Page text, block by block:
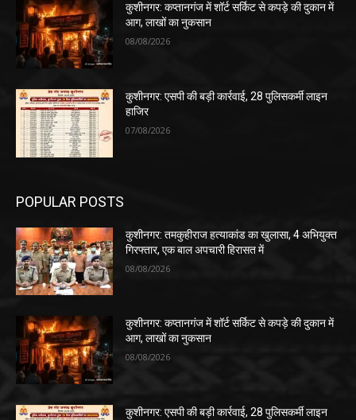
कुशीनगर: कप्तानगंज में शॉर्ट सर्किट से कपड़े की दुकान में
आग, लाखों का नुकसान
08/08/2026
कुशीनगर: एसपी की बड़ी कार्रवाई, 28 पुलिसकर्मी लाइन
हाजिर
07/08/2026
POPULAR POSTS
कुशीनगर: तमकुहीराज हत्याकांड का खुलासा, 4 अभियुक्त
गिरफ्तार, एक बाल अपचारी हिरासत में
08/08/2026
कुशीनगर: कप्तानगंज में शॉर्ट सर्किट से कपड़े की दुकान में
आग, लाखों का नुकसान
08/08/2026
कुशीनगर: एसपी की बड़ी कार्रवाई, 28 पुलिसकर्मी लाइन